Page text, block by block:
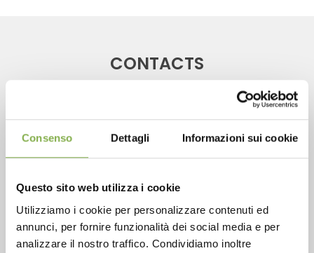
Consenso Dettagli Informazioni sui cookie
Questo sito web utilizza i cookie
Utilizziamo i cookie per personalizzare contenuti ed
annunci, per fornire funzionalità dei social media e per
analizzare il nostro traffico. Condividiamo inoltre
CONTACTS
Phone